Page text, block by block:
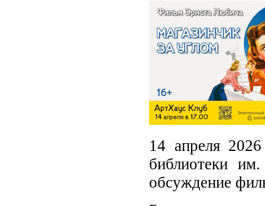
14 апреля
библиотеки
обсуждение